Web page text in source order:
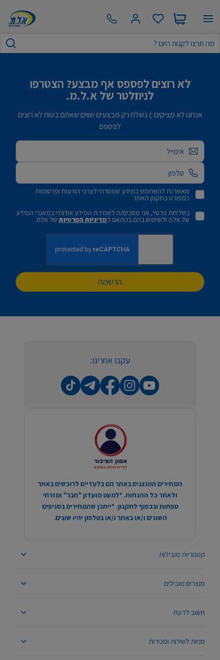
לא רוצים לפספס אף מבצע? הצטרפו
לניוזלטר של א.ל.מ.
אנחנו לא מציקים :) נשלח רק מבצעים שווים שאתם בטוח לא רוצים
לפספס
אימייל
מאשר/ת להשתמש במידע שמסרתי לצרכי הודעות ופרסומות
כמפורט בתקנון האתר
בשליחת פרטיי, אני מסכים/ה לשמירת המידע אודותיי במאגרי המידע
של אלמ ולשימוש בהם בהתאם למדיניות הפרטיותשל אלמ.
הרשמה
קטגוריות מובילות
מוצרים מובילים
חשוב לדעת
פניות לשירות ומכירות
עקבו אחרינו:
המחירים המוצגים באתר הם בלעדיים לרוכשים באתר
ולאחר כל ההנחות. *למעט מועדון "חבר" ומזרחי
טפחות ובכפוף לתקנון. *ייתכן שהמחירים בסניפים
השונים ו/או באתר ו/או בטלפון יהיו שונים.